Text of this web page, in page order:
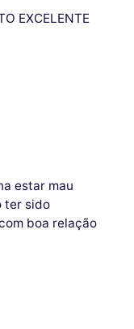
EXCELENTE
estar mau
ter sido
boa relação